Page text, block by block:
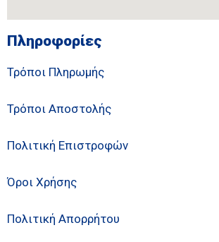
Πληροφορίες
Τρόποι Πληρωμής
Τρόποι Αποστολής
Πολιτική Επιστροφών
Όροι Χρήσης
Πολιτική Απορρήτου